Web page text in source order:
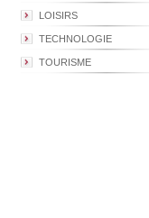
LOISIRS
TECHNOLOGIE
TOURISME